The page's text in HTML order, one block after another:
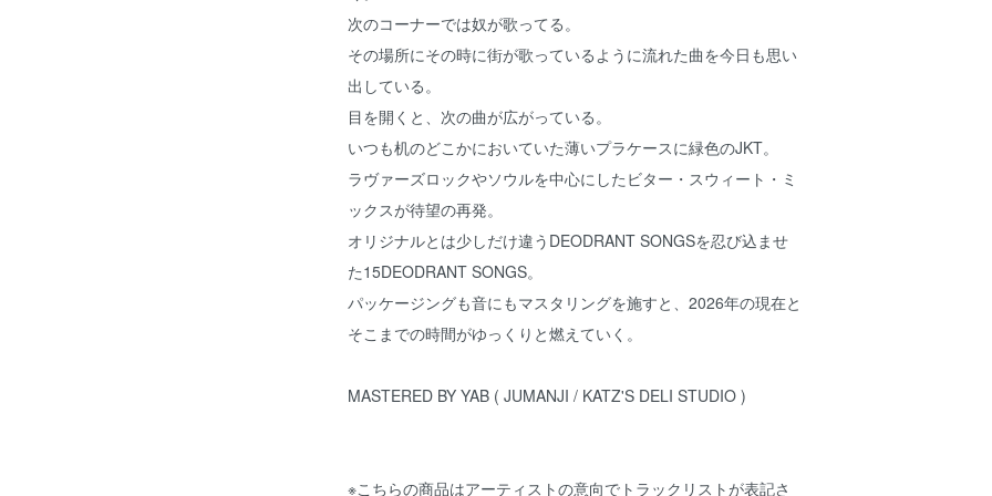
次のコーナーでは奴が歌ってる。
その場所にその時に街が歌っているように流れた曲を今日も思い
出している。
目を開くと、次の曲が広がっている。
いつも机のどこかにおいていた薄いプラケースに緑色のJKT。
ラヴァーズロックやソウルを中心にしたビター・スウィート・ミ
ックスが待望の再発。
オリジナルとは少しだけ違うDEODRANT SONGSを忍び込ませ
た15DEODRANT SONGS。
パッケージングも音にもマスタリングを施すと、2026年の現在と
そこまでの時間がゆっくりと燃えていく。
MASTERED BY YAB ( JUMANJI / KATZ'S DELI STUDIO )
※こちらの商品はアーティストの意向でトラックリストが表記さ